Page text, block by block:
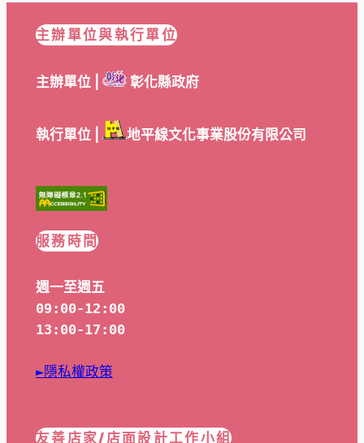
主辦單位與執行單位
主辦單位 | 彰化縣政府
執行單位 | 地平線文化事業股份有限公司
服務時間
週一至週五
09:00-12:00
13:00-17:00
►隱私權政策
友善店家/店面設計工作小組